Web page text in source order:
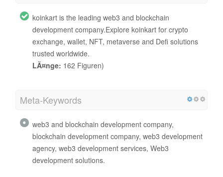
koinkart is the leading web3 and blockchain
development company.Explore koinkart for crypto
exchange, wallet, NFT, metaverse and Defi solutions
trusted worldwide.
LÃ¤nge: 162 Figuren)
Meta-Keywords
web3 and blockchain development company,
blockchain development company, web3 development
agency, web3 development services, Web3
development solutions.